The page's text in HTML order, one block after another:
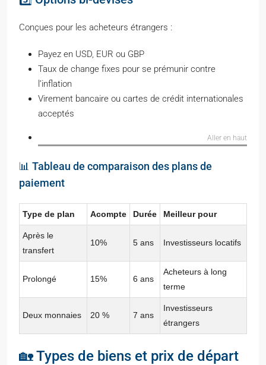
Conçues pour les acheteurs étrangers :
Payez en USD, EUR ou GBP
Taux de change fixes pour se prémunir contre
l’inflation
Virement bancaire ou cartes de crédit internationales
acceptés
Aller en haut
📊 Tableau de comparaison des plans de
paiement
Type de plan Acompte Durée Meilleur pour
Après le
transfert
10% 5 ans Investisseurs locatifs
Prolongé 15% 6 ans
Acheteurs à long
terme
Deux monnaies 20 % 7 ans
Investisseurs
étrangers
🏡 Types de biens et prix de départ